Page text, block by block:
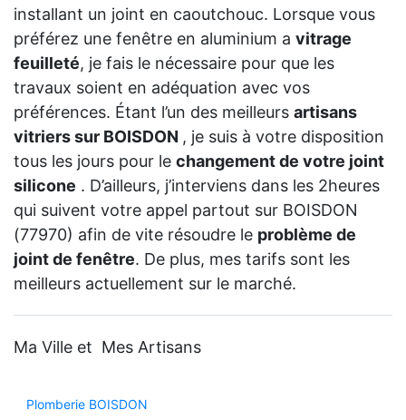
installant un joint en caoutchouc. Lorsque vous
préférez une fenêtre en aluminium a vitrage
feuilleté, je fais le nécessaire pour que les
travaux soient en adéquation avec vos
préférences. Étant l’un des meilleurs artisans
vitriers sur BOISDON , je suis à votre disposition
tous les jours pour le changement de votre joint
silicone . D’ailleurs, j’interviens dans les 2heures
qui suivent votre appel partout sur BOISDON
(77970) afin de vite résoudre le problème de
joint de fenêtre. De plus, mes tarifs sont les
meilleurs actuellement sur le marché.
Ma Ville et Mes Artisans
Plomberie BOISDON